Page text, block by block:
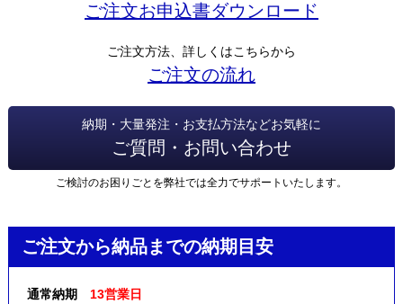
ご注文お申込書ダウンロード
ご注文方法、詳しくはこちらから
ご注文の流れ
納期・大量発注・お支払方法などお気軽に
ご質問・お問い合わせ
ご検討のお困りごとを弊社では全力でサポートいたします。
ご注文から納品までの納期目安
通常納期 13営業日